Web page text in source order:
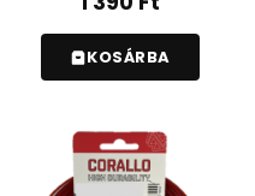
KOSÁRBA